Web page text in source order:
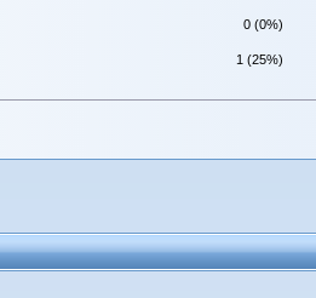
0 (0%)
1 (25%)